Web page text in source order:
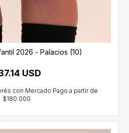
2026 - Palacios (10)
USD